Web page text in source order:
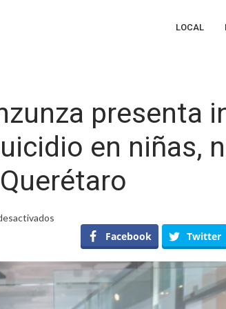
LOCAL
presenta
en niñas,
Diputado
Inzunza
presenta
iniciativa
para
prevenir
Facebook Twitter